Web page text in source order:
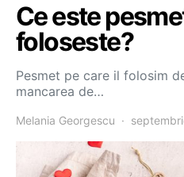
Ce este
foloseste?
Pesmet pe care il folosim
mancarea de…
Melania Georgescu